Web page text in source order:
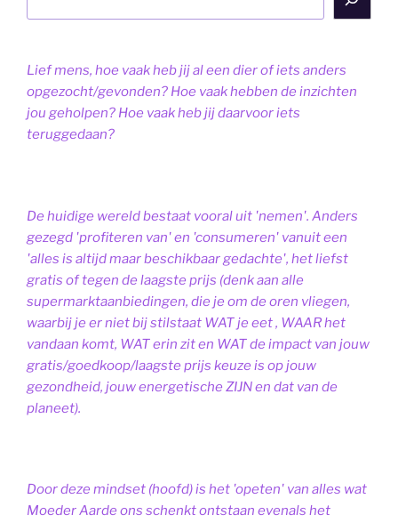
Lief mens, hoe vaak heb jij al een dier of iets anders
opgezocht/gevonden? Hoe vaak hebben de inzichten
jou geholpen? Hoe vaak heb jij daarvoor iets
teruggedaan?
De huidige wereld bestaat vooral uit 'nemen'. Anders
gezegd 'profiteren van' en 'consumeren' vanuit een
'alles is altijd maar beschikbaar gedachte', het liefst
gratis of tegen de laagste prijs (denk aan alle
supermarktaanbiedingen, die je om de oren vliegen,
waarbij je er niet bij stilstaat WAT je eet , WAAR het
vandaan komt, WAT erin zit en WAT de impact van jouw
gratis/goedkoop/laagste prijs keuze is op jouw
gezondheid, jouw energetische ZIJN en dat van de
planeet).
Door deze mindset (hoofd) is het 'opeten' van alles wat
Moeder Aarde ons schenkt ontstaan evenals het